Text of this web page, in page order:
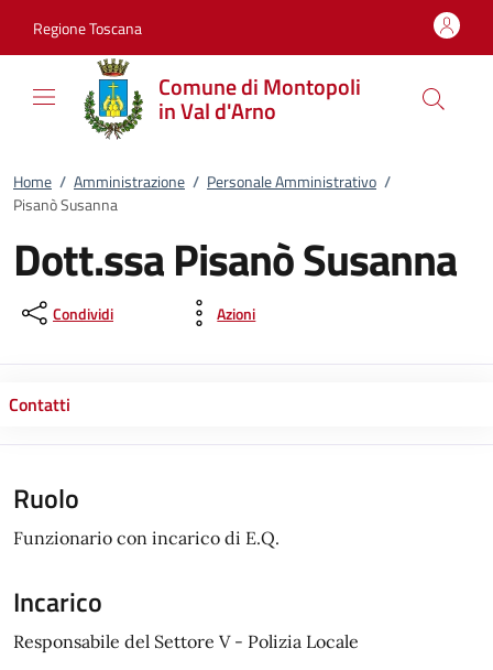
Regione Toscana
Comune di Montopoli
in Val d'Arno
Home / Amministrazione / Personale Amministrativo /
Pisanò Susanna
Dott.ssa Pisanò Susanna
Condividi Azioni
Contatti
Ruolo
Funzionario con incarico di E.Q.
Incarico
Responsabile del Settore V - Polizia Locale